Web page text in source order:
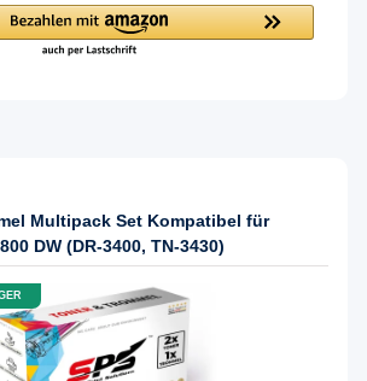
Multipack Set Kompatibel für
DW (DR-3400, TN-3430)